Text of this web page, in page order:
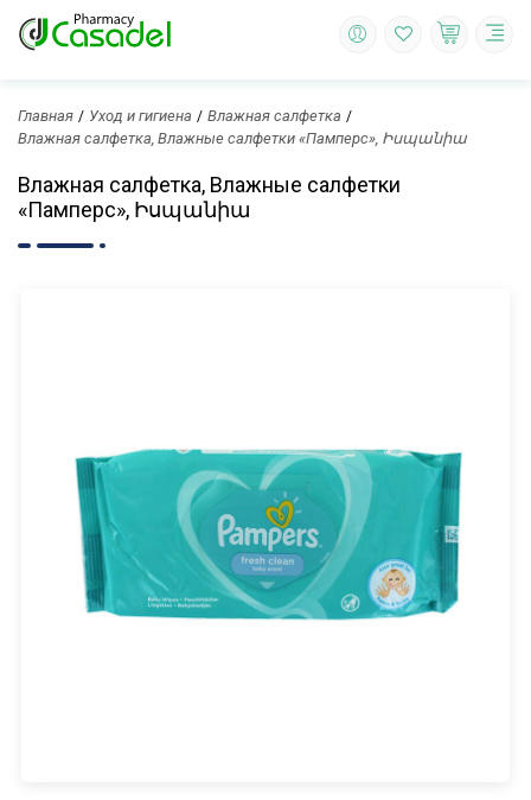
Главная Уход и гигиена
Влажная салфетка
Влажная салфетка, Влажные салфетки «Памперс», Իսպանիա
Влажная салфетка, Влажные салфетки
«Памперс», Իսպանիա